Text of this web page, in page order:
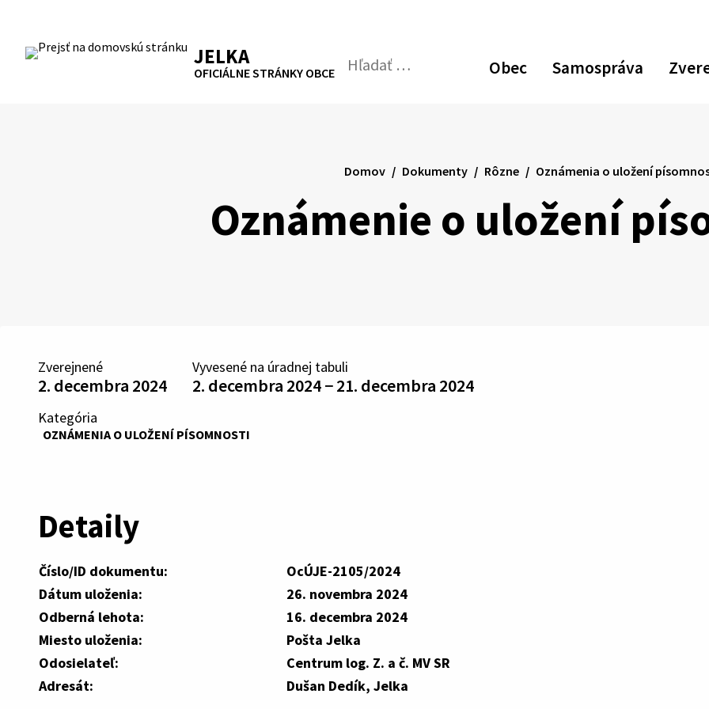
obsah
RSS Mapa Tlačiť
JELKA
OFICIÁLNE STRÁNKY OBCE Obec Samospráva
Hľadať:
Odoslať
Oznámenie o uložení
Domov Dokumenty Rôzne Oznámenia o uložení
Zverejnené
2. decembra 2024
Vyvesené na úradnej tabuli
2. decembra 2024 − 21. decembra 2024
Kategória
OZNÁMENIA O ULOŽENÍ PÍSOMNOSTI
Detaily
Číslo/ID dokumentu:
OcÚJE-2105/2024
Dátum uloženia:
26. novembra 2024
Odberná lehota:
16. decembra 2024
Miesto uloženia:
Pošta Jelka
Odosielateľ:
Centrum log. Z. a č. MV SR
Adresát:
Dušan Dedík, Jelka